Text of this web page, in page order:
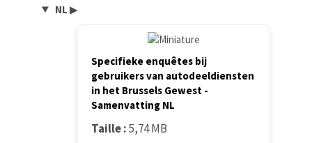
NL ▶
Specifieke enquêtes bij
gebruikers van autodeeldiensten
in het Brussels Gewest -
Samenvatting NL
Taille :5,74 MB